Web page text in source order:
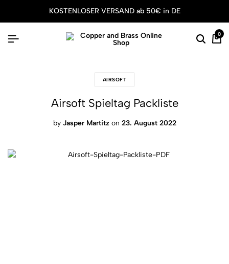
KOSTENLOSER VERSAND ab 50€ in DE
0
AIRSOFT
Airsoft Spieltag Packliste
by Jasper Martitz on 23. August 2022